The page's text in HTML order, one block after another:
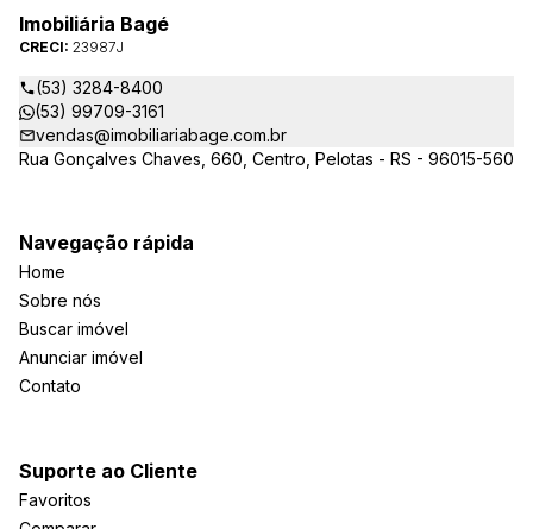
Imobiliária Bagé
CRECI: 23987J
(53) 3284-8400
(53) 99709-3161
vendas@imobiliariabage.com.br
Rua Gonçalves Chaves, 660, Centro, Pelotas - RS - 96015-560
Navegação rápida
Home
Sobre nós
Buscar imóvel
Anunciar imóvel
Contato
Suporte ao Cliente
Favoritos